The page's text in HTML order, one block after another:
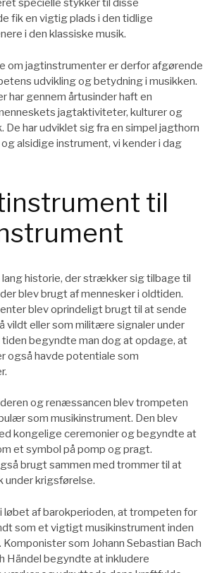
specielle stykker til disse
fik en vigtig plads i den tidlige
i den klassiske musik.
om jagtinstrumenter er derfor afgørende
udvikling og betydning i musikken.
har gennem årtusinder haft en
jagtaktiviteter, kulturer og
De har udviklet sig fra en simpel jagthorn
alsidige instrument, vi kender i dag
til
lang historie, der strækker sig tilbage til
blev brugt af mennesker i oldtiden.
blev oprindeligt brugt til at sende
vildt eller som militære signaler under
begyndte man dog at opdage, at
også havde potentiale som
og renæssancen blev trompeten
som musikinstrument. Den blev
kongelige ceremonier og begyndte at
et symbol på pomp og pragt.
brugt sammen med trommer til at
under krigsførelse.
løbet af barokperioden, at trompeten for
som et vigtigt musikinstrument inden
Komponister som Johann Sebastian Bach
Händel begyndte at inkludere